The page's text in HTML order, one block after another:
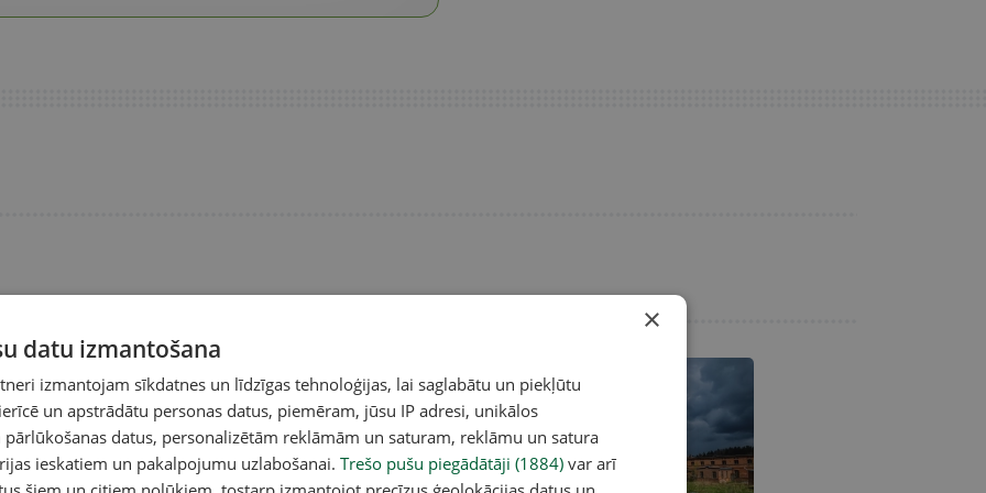
×
datu izmantošana
izmantojam sīkdatnes un līdzīgas tehnoloģijas, lai saglabātu un piekļūtu
un apstrādātu personas datus, piemēram, jūsu IP adresi, unikālos
datus, personalizētām reklāmām un saturam, reklāmu un satura
ieskatiem un pakalpojumu uzlabošanai. Trešo pušu piegādātāji (1884) var arī